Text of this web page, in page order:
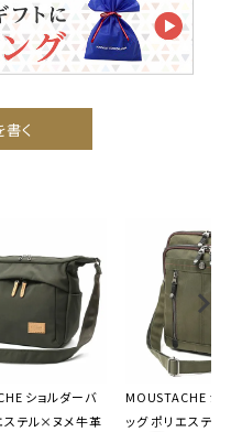
書く
ショルダーバ
ステル×ヌメ牛革
MOUSTACHE シ
ッグ ポリエステ